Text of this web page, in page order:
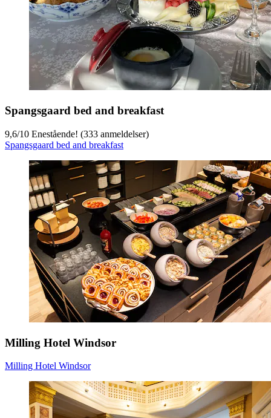
Spangsgaard bed and breakfast
9,6/10 Enestående! (333 anmeldelser)
Spangsgaard bed and breakfast
Milling Hotel Windsor
Milling Hotel Windsor